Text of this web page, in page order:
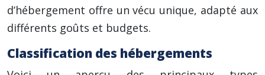
d’hébergement offre un vécu unique, adapté aux
différents goûts et budgets.
Classification des hébergements